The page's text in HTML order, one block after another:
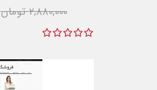
2,880,000 تومان